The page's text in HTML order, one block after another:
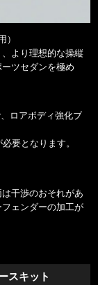
）
より理想的な操縦
ツセダンを極め
ロアボディ強化ブ
要となります。
干渉のおそれがあ
ェンダーの加工が
スキット